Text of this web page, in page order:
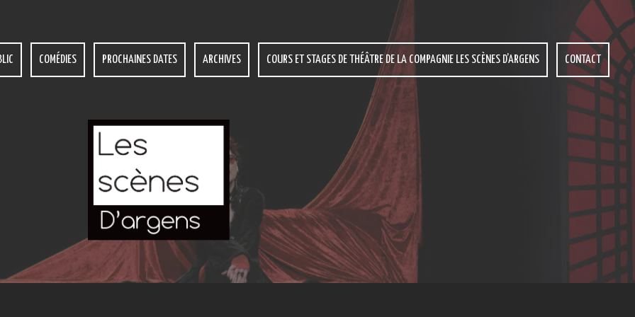
COMÉDIES PROCHAINES DATES ARCHIVES COURS ET STAGES DE THÉÂTRE DE LA COMPAGNIE LES SCÈNES D’ARGENS CONTACT